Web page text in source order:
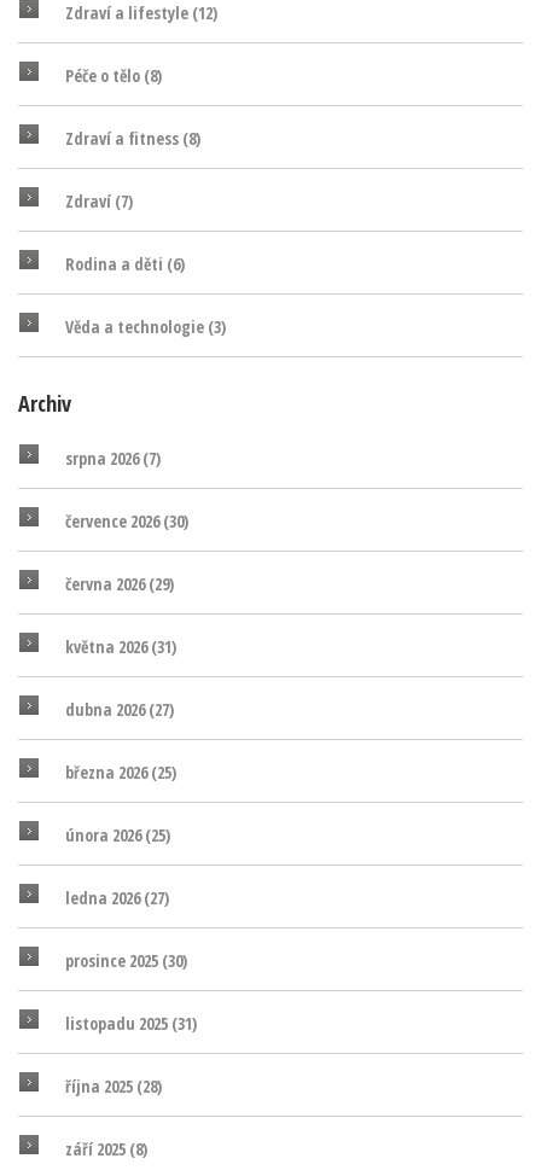
Zdraví a lifestyle (12)
Péče o tělo (8)
Zdraví a fitness (8)
Zdraví (7)
Rodina a děti (6)
Věda a technologie (3)
Archiv
srpna 2026(7)
července 2026(30)
června 2026(29)
května 2026(31)
dubna 2026(27)
března 2026(25)
února 2026(25)
ledna 2026(27)
prosince 2025 (30)
listopadu 2025 (31)
října 2025 (28)
září 2025 (8)